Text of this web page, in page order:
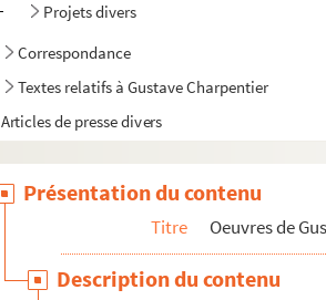
Projets divers
Correspondance
Textes relatifs à Gustave Charpentier
Articles de presse divers
Présentation du contenu
Titre Oeuvres de
Description du contenu